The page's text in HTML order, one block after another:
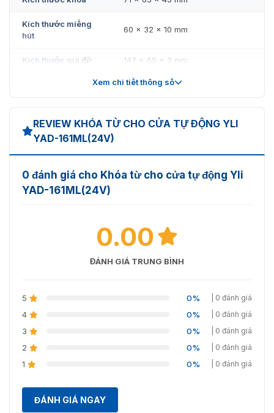
Kích thước miếng
hút
60 x 32 x 10 mm
Kích thước giá đỡ 147 x 65 x 3 mm
116 x 68 x 38 mm
Xem chi tiết thông số
REVIEW KHÓA TỪ CHO CỬA TỰ ĐỘNG YLI
YAD-161ML(24V)
0 đánh giá cho Khóa từ cho cửa tự động Yli
YAD-161ML(24V)
0.00
ĐÁNH GIÁ TRUNG BÌNH
5 0% | 0 đánh giá
4 0% | 0 đánh giá
3 0% | 0 đánh giá
2 0% | 0 đánh giá
1 0% | 0 đánh giá
ĐÁNH GIÁ NGAY